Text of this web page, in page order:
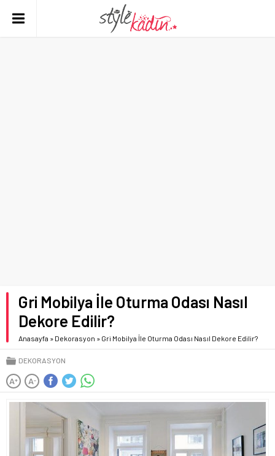
Gri Mobilya İle Oturma Odası Nasıl
Dekore Edilir?
Anasayfa » Dekorasyon » Gri Mobilya İle Oturma Odası Nasıl Dekore Edilir?
DEKORASYON
A+ A-